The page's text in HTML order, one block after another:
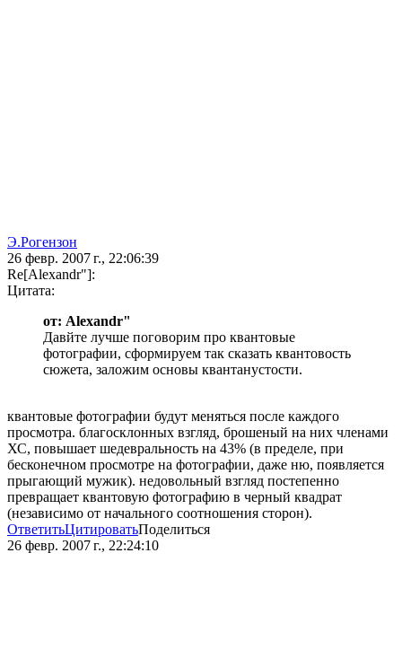
Э.Рогензон
26 февр. 2007 г., 22:06:39
Re[Alexandr"]:
Цитата:
от: Alexandr"
Давйте лучше поговорим про квантовые
фотографии, сформируем так сказать квантовость
сюжета, заложим основы квантанустости.
квантовые фотографии будут меняться после каждого
просмотра. благосклонных взгляд, брошеный на них членами
ХС, повышает шедевральность на 43% (в пределе, при
бесконечном просмотре на фотографии, даже ню, появляется
прыгающий мужик). недовольный взгляд постепенно
превращает квантовую фотографию в черный квадрат
(независимо от начального соотношения сторон).
ОтветитьЦитироватьПоделиться
26 февр. 2007 г., 22:24:10